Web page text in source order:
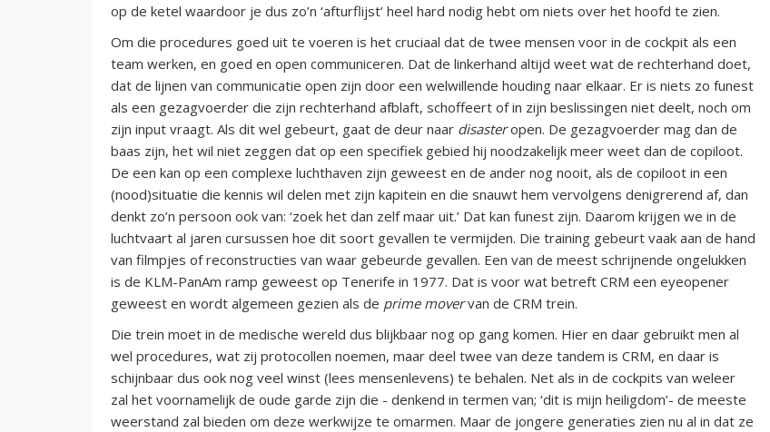
op de ketel waardoor je dus zo’n ‘afturflijst’ heel hard nodig hebt om niets over het hoofd te zien.
Om die procedures goed uit te voeren is het cruciaal dat de twee mensen voor in de cockpit als een
team werken, en goed en open communiceren. Dat de linkerhand altijd weet wat de rechterhand doet,
dat de lijnen van communicatie open zijn door een welwillende houding naar elkaar. Er is niets zo funest
als een gezagvoerder die zijn rechterhand afblaft, schoffeert of in zijn beslissingen niet deelt, noch om
zijn input vraagt. Als dit wel gebeurt, gaat de deur naar disasteropen. De gezagvoerder mag dan de
baas zijn, het wil niet zeggen dat op een specifiek gebied hij noodzakelijk meer weet dan de copiloot.
De een kan op een complexe luchthaven zijn geweest en de ander nog nooit, als de copiloot in een
(nood)situatie die kennis wil delen met zijn kapitein en die snauwt hem vervolgens denigrerend af, dan
denkt zo’n persoon ook van: ‘zoek het dan zelf maar uit.’ Dat kan funest zijn. Daarom krijgen we in de
luchtvaart al jaren cursussen hoe dit soort gevallen te vermijden. Die training gebeurt vaak aan de hand
van filmpjes of reconstructies van waar gebeurde gevallen. Een van de meest schrijnende ongelukken
is de KLM-PanAm ramp geweest op Tenerife in 1977. Dat is voor wat betreft CRM een eyeopener
geweest en wordt algemeen gezien als de prime movervan de CRM trein.
Die trein moet in de medische wereld dus blijkbaar nog op gang komen. Hier en daar gebruikt men al
wel procedures, wat zij protocollen noemen, maar deel twee van deze tandem is CRM, en daar is
schijnbaar dus ook nog veel winst (lees mensenlevens) te behalen. Net als in de cockpits van weleer
zal het voornamelijk de oude garde zijn die - denkend in termen van; ‘dit is mijn heiligdom’- de meeste
weerstand zal bieden om deze werkwijze te omarmen. Maar de jongere generaties zien nu al in dat ze